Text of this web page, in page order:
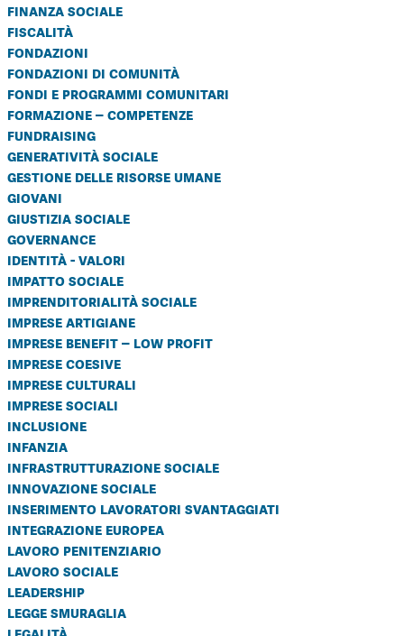
finanza sociale
fiscalità
fondazioni
fondazioni di comunità
fondi e programmi comunitari
formazione – competenze
fundraising
generatività sociale
gestione delle risorse umane
giovani
giustizia sociale
governance
identità - valori
impatto sociale
imprenditorialità sociale
imprese artigiane
imprese benefit – low profit
imprese coesive
imprese culturali
imprese sociali
inclusione
infanzia
infrastrutturazione sociale
innovazione sociale
inserimento lavoratori svantaggiati
integrazione europea
lavoro penitenziario
lavoro sociale
leadership
legge smuraglia